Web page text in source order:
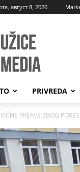
август 8, 2026
UžiceMedia
PRIVREDA
PRIJAVE ZBOG